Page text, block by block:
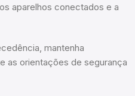
aparelhos conectados e a
mantenha
as orientações de segurança